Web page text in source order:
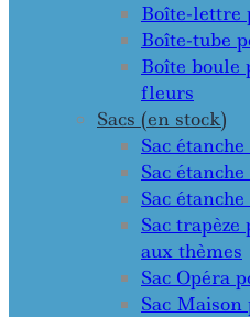
Boîte-lettre
Boîte-tube
Boîte boule
fleurs
Sacs (en stock)
Sac
Sac
Sac
Sac
aux thèmes
Sac Opéra
Sac